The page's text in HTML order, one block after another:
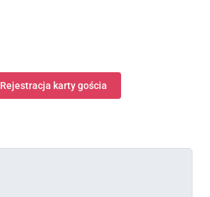
Rejestracja karty gościa